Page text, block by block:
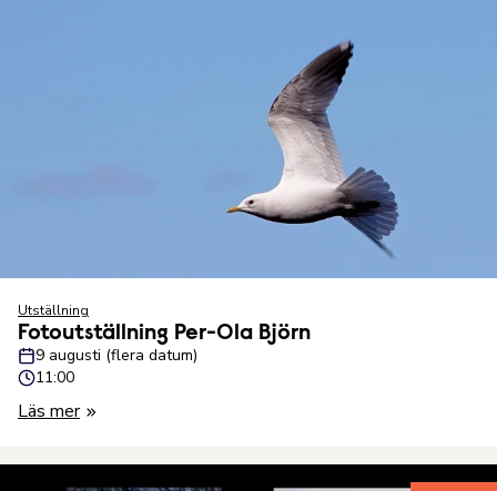
Utställning
Fotoutställning Per-Ola Björn
9 augusti (flera datum)
11:00
Läs mer